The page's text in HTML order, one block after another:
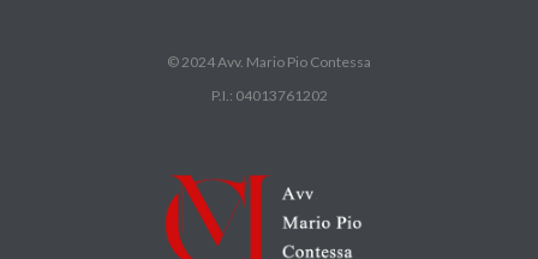
© 2024 Avv. Mario Pio Contessa
P.I.: 04013761202